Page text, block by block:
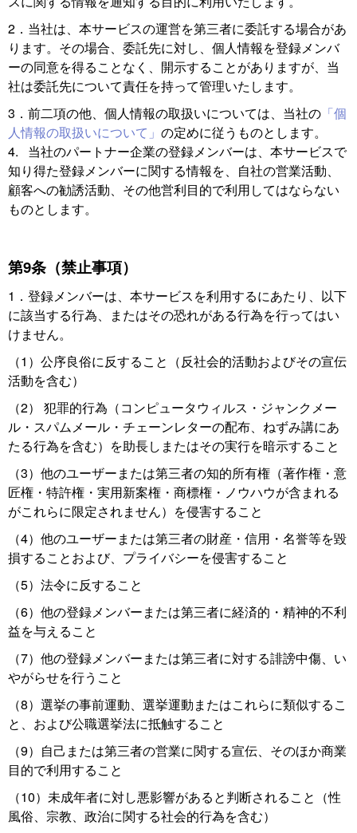
2．当社は、本サービスの運営を第三者に委託する場合があ
ります。その場合、委託先に対し、個人情報を登録メンバ
ーの同意を得ることなく、開示することがありますが、当
社は委託先について責任を持って管理いたします。
3．前二項の他、個人情報の取扱いについては、当社の 「個
人情報の取扱いについて」 の定めに従うものとします。
4. 当社のパートナー企業の登録メンバーは、本サービスで
知り得た登録メンバーに関する情報を、自社の営業活動、
顧客への勧誘活動、その他営利目的で利用してはならない
ものとします。
第9条（禁止事項）
1．登録メンバーは、本サービスを利用するにあたり、以下
に該当する行為、またはその恐れがある行為を行ってはい
けません。
（1）公序良俗に反すること（反社会的活動およびその宣伝
活動を含む）
（2） 犯罪的行為（コンピュータウィルス・ジャンクメー
ル・スパムメール・チェーンレターの配布、ねずみ講にあ
たる行為を含む）を助長しまたはその実行を暗示すること
（3）他のユーザーまたは第三者の知的所有権（著作権・意
匠権・特許権・実用新案権・商標権・ノウハウが含まれる
がこれらに限定されません）を侵害すること
（4）他のユーザーまたは第三者の財産・信用・名誉等を毀
損することおよび、プライバシーを侵害すること
（5）法令に反すること
（6）他の登録メンバーまたは第三者に経済的・精神的不利
益を与えること
（7）他の登録メンバーまたは第三者に対する誹謗中傷、い
やがらせを行うこと
（8）選挙の事前運動、選挙運動またはこれらに類似するこ
と、および公職選挙法に抵触すること
（9）自己または第三者の営業に関する宣伝、そのほか商業
目的で利用すること
（10）未成年者に対し悪影響があると判断されること（性
風俗、宗教、政治に関する社会的行為を含む）